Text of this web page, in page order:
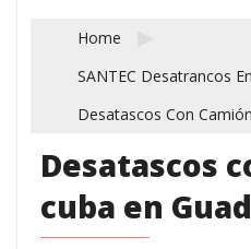
Home
SANTEC Desatrancos
Desatascos Con
Desatascos
cuba en